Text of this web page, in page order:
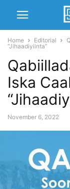
Home Editorial
“Jihaadiyiinta”
Iska
November 6, 2022